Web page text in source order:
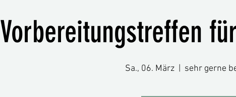
Vorbereitungstreffen
Sa., 06. März
  |
sehr gerne